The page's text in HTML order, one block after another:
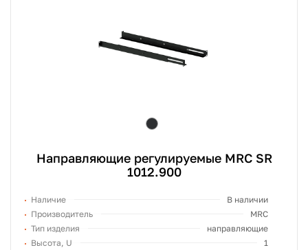
Направляющие регулируемые MRC SR
1012.900
Наличие
В наличии
Производитель
MRC
Тип изделия
направляющие
Высота, U
1